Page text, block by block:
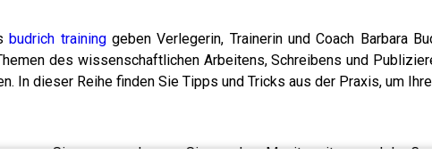
budrich traininggeben Verlegerin, Trainerin und Coach Barbara
des wissenschaftlichen Arbeitens, Schreibens und
In dieser Reihe finden Sie Tipps und Tricks aus der Praxis, um